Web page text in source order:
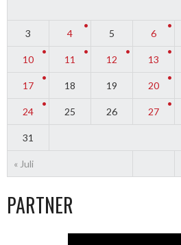
« Juli
3 4 5 6
10 11 12 13
17 18 19 20
24 25 26 27
31
PARTNER